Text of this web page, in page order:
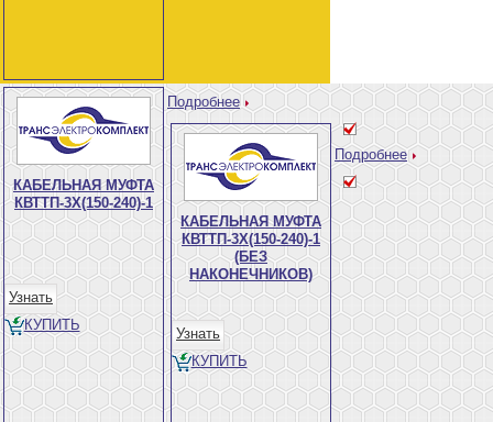
КАБЕЛЬНАЯ МУФТА
КВТТП-3Х(150-240)-1
Узнать
КУПИТЬ
Подробнее
КАБЕЛЬНАЯ МУФТА
КВТТП-3Х(150-240)-1
(БЕЗ
НАКОНЕЧНИКОВ)
Узнать
КУПИТЬ
Подробнее